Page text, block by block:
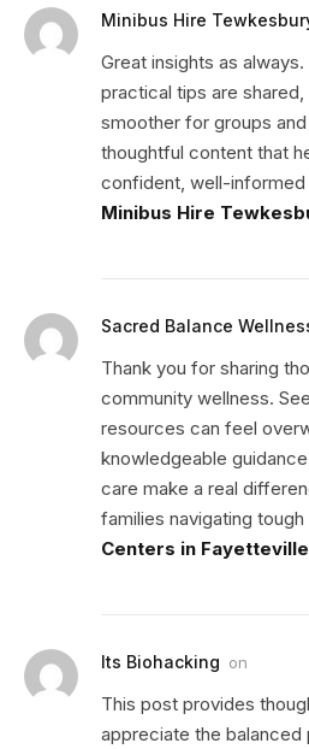
Minibus Hire
Great insights as
practical tips are shared,
smoother for groups
thoughtful content that
confident, well-
Minibus Hire
Sacred Balance
Thank you for sharing
community wellness.
resources can feel
knowledgeable
care make a real
families navigating tough
Centers in Fayetteville
Its Biohacking on
This post provides
appreciate the balanced